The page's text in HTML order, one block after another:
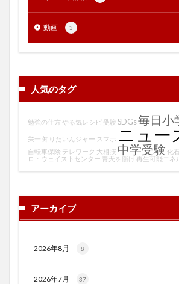
動画 3
人気のタグ
勉強の仕方 やる気レシピ 受験 SDGs毎日小
栄一 知りたいんジャー スマホ ニュー
自転車保険 テレワーク 大相撲 中学受験 化
ロ・ウェイストセンター 青天を衝け 再生可能エネ
アーカイブ
2026年8月 8
2026年7月 37